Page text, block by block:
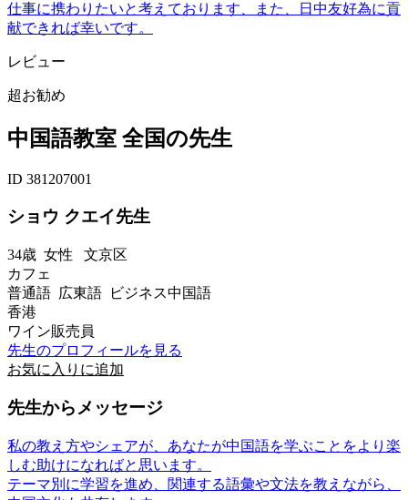
仕事に携わりたいと考えております、また、日中友好為に貢
献できれば幸いです。
レビュー
超お勧め
中国語教室 全国の先生
ID 381207001
ショウ クエイ先生
34歳 女性 文京区
カフェ
普通語 広東語 ビジネス中国語
香港
ワイン販売員
先生のプロフィールを見る
お気に入りに追加
先生からメッセージ
私の教え方やシェアが、あなたが中国語を学ぶことをより楽
しむ助けになればと思います。
テーマ別に学習を進め、関連する語彙や文法を教えながら、